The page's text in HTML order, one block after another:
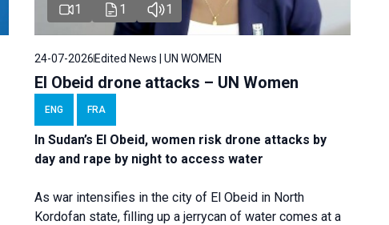
1 1 1
24-07-2026Edited News | UN WOMEN
El Obeid drone attacks – UN Women
ENG FRA
In Sudan’s El Obeid, women risk drone attacks by
day and rape by night to access water
As war intensifies in the city of El Obeid in North
Kordofan state, filling up a jerrycan of water comes at a